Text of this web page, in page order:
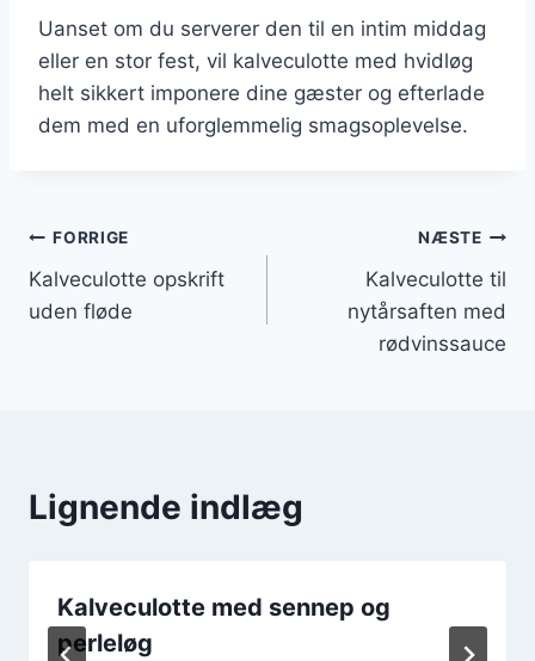
Uanset om du serverer den til en intim middag
eller en stor fest, vil kalveculotte med hvidløg
helt sikkert imponere dine gæster og efterlade
dem med en uforglemmelig smagsoplevelse.
Indlægsnavigation
FORRIGE
Kalveculotte opskrift
uden fløde
NÆSTE
Kalveculotte til
nytårsaften med
rødvinssauce
Lignende indlæg
Kalveculotte med sennep og
perleløg